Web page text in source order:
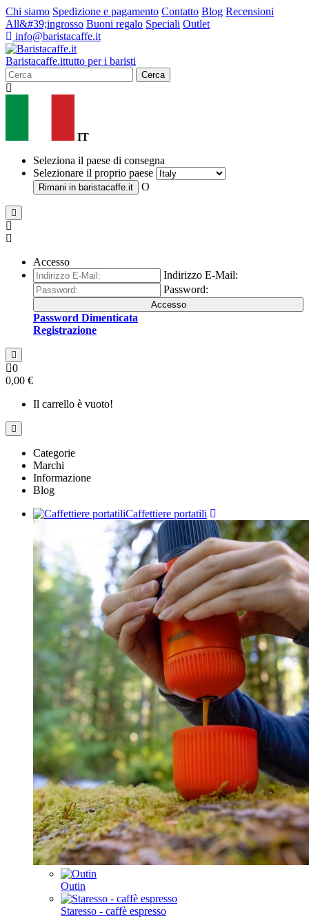
Chi siamo Spedizione e pagamento Contatto Blog Recensioni
All&#39;ingrosso Buoni regalo Speciali Outlet
info@baristacaffe.it
Baristacaffe.ittutto per i baristi
Cerca
IT
Seleziona il paese di consegna
Selezionare il proprio paese
Rimani in baristacaffe.it O
Accesso
Indirizzo E-Mail:
Password:
Accesso
Password Dimenticata
Registrazione
0
0,00 €
Il carrello è vuoto!
Categorie
Marchi
Informazione
Blog
Caffettiere portatili
Outin
Staresso - caffè espresso